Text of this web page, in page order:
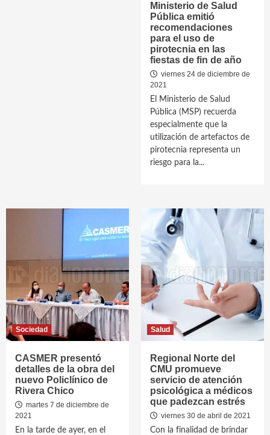
Ministerio de Salud
Pública emitió
recomendaciones
para el uso de
pirotecnia en las
fiestas de fin de año
viernes 24 de diciembre de
2021
El Ministerio de Salud
Pública (MSP) recuerda
especialmente que la
utilización de artefactos de
pirotecnia representa un
riesgo para la...
Sociedad
CASMER presentó
detalles de la obra del
nuevo Policlínico de
Rivera Chico
martes 7 de diciembre de
2021
En la tarde de ayer, en el
Salud
Regional Norte del
CMU promueve
servicio de atención
psicológica a médicos
que padezcan estrés
viernes 30 de abril de 2021
Con la finalidad de brindar